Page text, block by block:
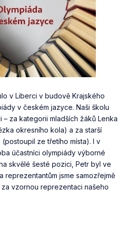
v Liberci v budově Krajského
v českém jazyce. Naši školu
za kategorii mladších žáků Lenka
okresního kola) a za starší
ze třetího místa). I v
účastníci olympiády výborné
skvělé šesté pozici, Petr byl ve
reprezentantům jsme samozřejmě
vzornou reprezentaci našeho